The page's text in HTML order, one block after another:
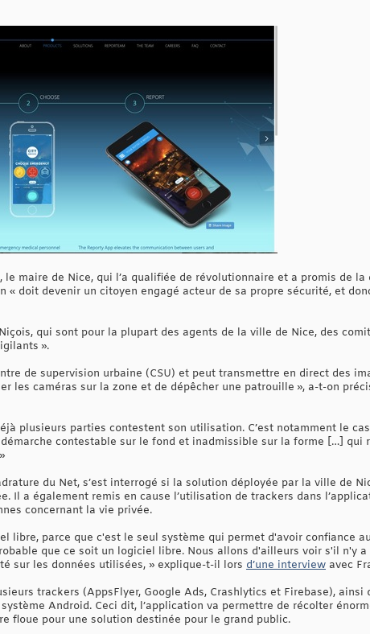
maire de Nice, qui l’a qualifiée de révolutionnaire et a promis de la
« doit devenir un citoyen engagé acteur de sa propre sécurité, et
qui sont pour la plupart des agents de la ville de Nice, des
».
de supervision urbaine (CSU) et peut transmettre en direct des
les caméras sur la zone et de dépêcher une patrouille », a-t-on
plusieurs parties contestent son utilisation. C’est notamment le
contestable sur le fond et inadmissible sur la forme […] qui
du Net, s’est interrogé si la solution déployée par la ville de
Il a également remis en cause l’utilisation de trackers dans
concernant la vie privée.
libre, parce que c'est le seul système qui permet d'avoir confiance
que ce soit un logiciel libre. Nous allons d'ailleurs voir s'il n'y a
sur les données utilisées, » explique-t-il lors d’une interview avec
trackers (AppsFlyer, Google Ads, Crashlytics et Firebase), ainsi
Android. Ceci dit, l’application va permettre de récolter
floue pour une solution destinée pour le grand public.